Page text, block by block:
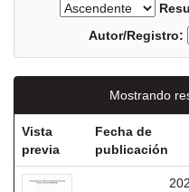
Autor/Registro:
Mostrando
Vista
previa
Fecha de
publicación